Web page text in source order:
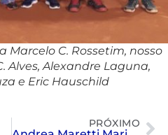
Marcelo C. Rossetim, nosso
Alves, Alexandre Laguna,
e Eric Hauschild
PRÓXIMO